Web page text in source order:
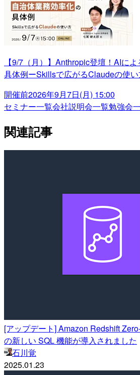
【9/7（月）】Anthropic登壇！AIに
具体例ーSkillsで広がるClaudeの使
開催前2026年9月7日(月) 15:00
セミナー一覧会社説明会一覧勉強会
関連記事
[アップデート] Amazon Redshift
の新しい SQL 機能が導入されました
石川覚
2025.01.23